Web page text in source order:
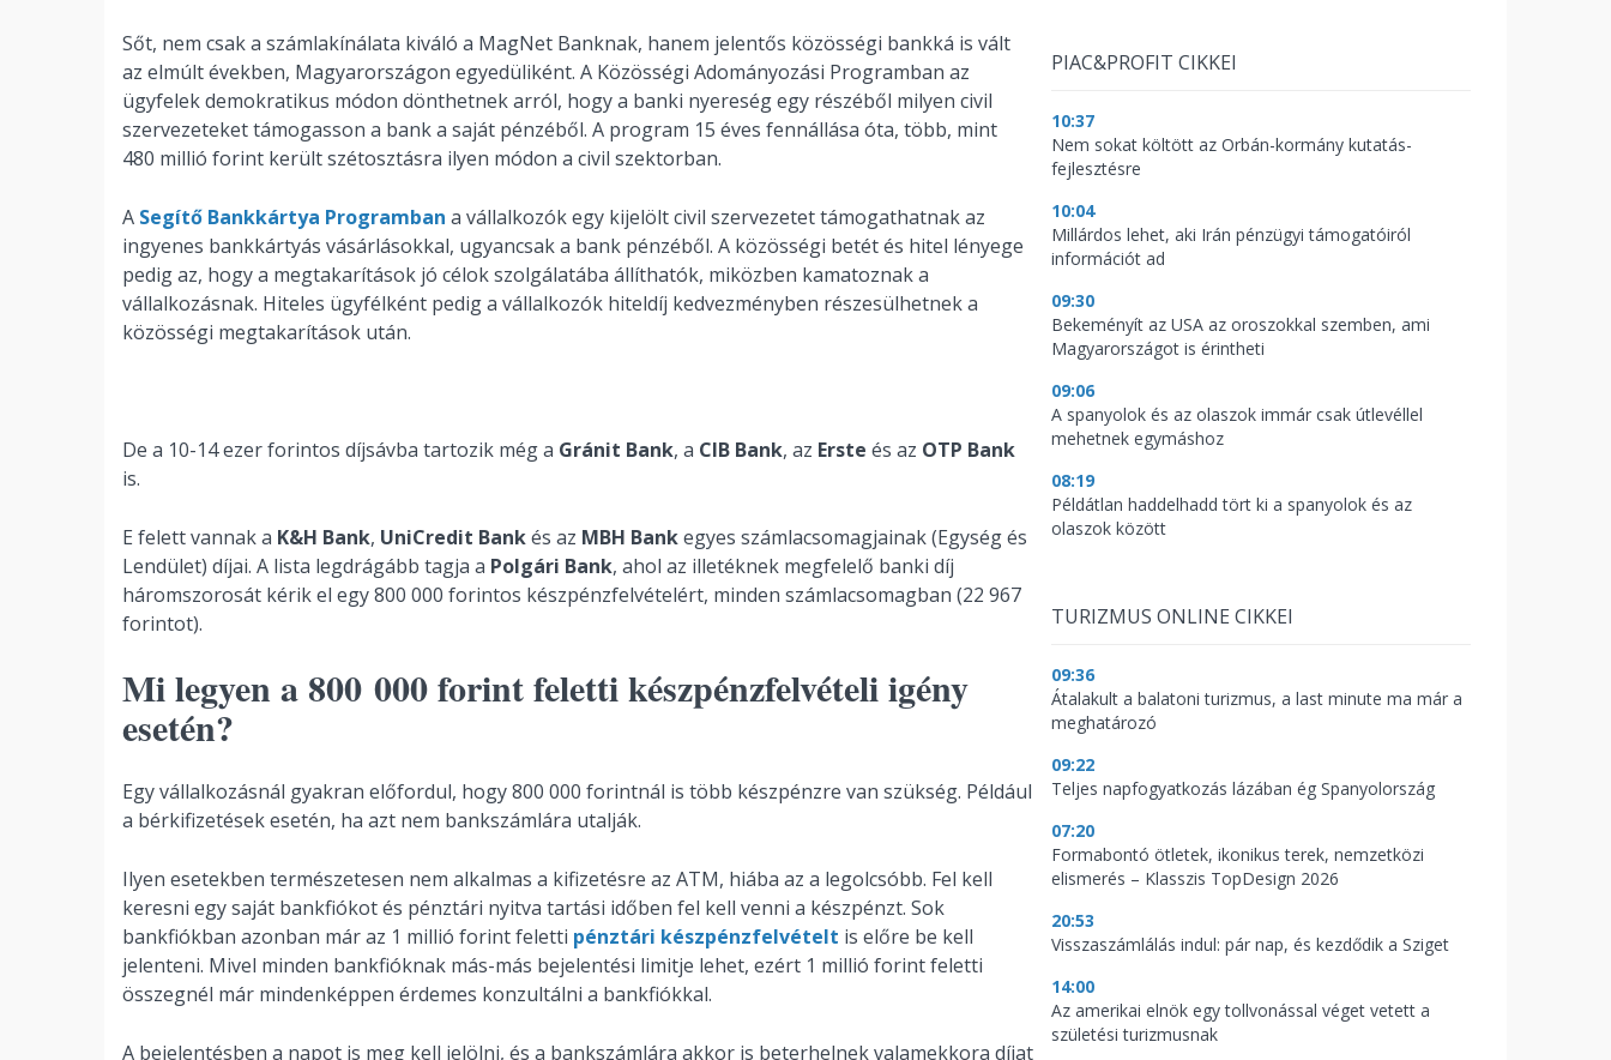
Sőt, nem csak a számlakínálata kiváló a MagNet Banknak, hanem jelentős közösségi bankká is vált
az elmúlt években, Magyarországon egyedüliként. A Közösségi Adományozási Programban az
ügyfelek demokratikus módon dönthetnek arról, hogy a banki nyereség egy részéből milyen civil
szervezeteket támogasson a bank a saját pénzéből. A program 15 éves fennállása óta, több, mint
480 millió forint került szétosztásra ilyen módon a civil szektorban.
A Segítő Bankkártya Programban a vállalkozók egy kijelölt civil szervezetet támogathatnak az
ingyenes bankkártyás vásárlásokkal, ugyancsak a bank pénzéből. A közösségi betét és hitel lényege
pedig az, hogy a megtakarítások jó célok szolgálatába állíthatók, miközben kamatoznak a
vállalkozásnak. Hiteles ügyfélként pedig a vállalkozók hiteldíj kedvezményben részesülhetnek a
közösségi megtakarítások után.
De a 10-14 ezer forintos díjsávba tartozik még a Gránit Bank, a CIB Bank, az Erste és az OTP Bank
is.
E felett vannak a K&H Bank, UniCredit Bankés az MBH Bankegyes számlacsomagjainak (Egység és
Lendület) díjai. A lista legdrágább tagja a Polgári Bank, ahol az illetéknek megfelelő banki díj
háromszorosát kérik el egy 800 000 forintos készpénzfelvételért, minden számlacsomagban (22 967
forintot).
Mi legyen a 800 000 forint feletti készpénzfelvételi igény
esetén?
Egy vállalkozásnál gyakran előfordul, hogy 800 000 forintnál is több készpénzre van szükség. Például
a bérkifizetések esetén, ha azt nem bankszámlára utalják.
Ilyen esetekben természetesen nem alkalmas a kifizetésre az ATM, hiába az a legolcsóbb. Fel kell
keresni egy saját bankfiókot és pénztári nyitva tartási időben fel kell venni a készpénzt. Sok
bankfiókban azonban már az 1 millió forint feletti pénztári készpénzfelvételt is előre be kell
jelenteni. Mivel minden bankfióknak más-más bejelentési limitje lehet, ezért 1 millió forint feletti
összegnél már mindenképpen érdemes konzultálni a bankfiókkal.
A bejelentésben a napot is meg kell jelölni, és a bankszámlára akkor is beterhelnek valamekkora díjat
PIAC&PROFIT CIKKEI
10:37
Nem sokat költött az Orbán-kormány kutatás-
fejlesztésre
10:04
Millárdos lehet, aki Irán pénzügyi támogatóiról
információt ad
09:30
Bekeményít az USA az oroszokkal szemben, ami
Magyarországot is érintheti
09:06
A spanyolok és az olaszok immár csak útlevéllel
mehetnek egymáshoz
08:19
Példátlan haddelhadd tört ki a spanyolok és az
olaszok között
TURIZMUS ONLINE CIKKEI
09:36
Átalakult a balatoni turizmus, a last minute ma már a
meghatározó
09:22
Teljes napfogyatkozás lázában ég Spanyolország
07:20
Formabontó ötletek, ikonikus terek, nemzetközi
elismerés – Klasszis TopDesign 2026
20:53
Visszaszámlálás indul: pár nap, és kezdődik a Sziget
14:00
Az amerikai elnök egy tollvonással véget vetett a
születési turizmusnak